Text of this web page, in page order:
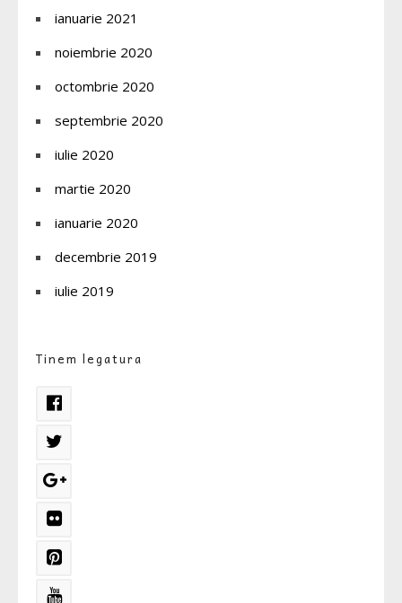
ianuarie 2021
noiembrie 2020
octombrie 2020
septembrie 2020
iulie 2020
martie 2020
ianuarie 2020
decembrie 2019
iulie 2019
Tinem legatura